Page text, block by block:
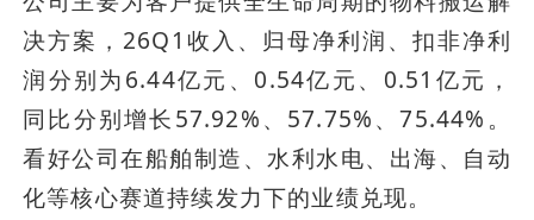
决方案，26Q1收入、归母净利润、扣非净利
润分别为6.44亿元、0.54亿元、0.51亿元，
同比分别增长57.92%、57.75%、75.44%。
看好公司在船舶制造、水利水电、出海、自动
化等核心赛道持续发力下的业绩兑现。